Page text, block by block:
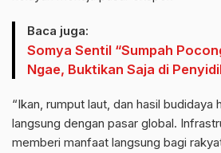
Baca juga:
Somya Sentil “Sumpah
Ngae, Buktikan Saja di
“Ikan, rumput laut, dan hasil budidaya
langsung dengan pasar global.
memberi manfaat langsung bagi